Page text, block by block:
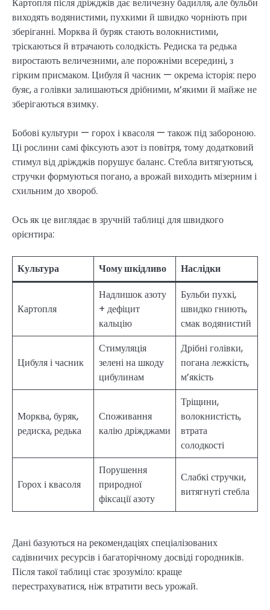
виходять водянистими, пухкими й швидко чорніють при
зберіганні. Морква й буряк стають волокнистими,
тріскаються й втрачають солодкість. Редиска та редька
виростають величезними, але порожніми всередині, з
гірким присмаком. Цибуля й часник — окрема історія: перо
буяє, а голівки залишаються дрібними, м’якими й майже не
зберігаються взимку.
Бобові культури — горох і квасоля — також під забороною.
Ці рослини самі фіксують азот із повітря, тому додатковий
стимул від дріжджів порушує баланс. Стебла витягуються,
стручки формуються погано, а врожай виходить мізерним і
схильним до хвороб.
Ось як це виглядає в зручній таблиці для швидкого
орієнтира:
Культура Чому шкідливо Наслідки
Картопля
Надлишок азоту
+ дефіцит
кальцію
Бульби пухкі,
швидко гниють,
смак водянистий
Цибуля і часник
Стимуляція
зелені на шкоду
цибулинам
Дрібні голівки,
погана лежкість,
м’якість
Морква, буряк,
редиска, редька
Споживання
калію дріжджами
Тріщини,
волокнистість,
втрата
солодкості
Горох і квасоля
Порушення
природної
фіксації азоту
Слабкі стручки,
витягнуті стебла
Дані базуються на рекомендаціях спеціалізованих
садівничих ресурсів і багаторічному досвіді городників.
Після такої таблиці стає зрозуміло: краще
перестрахуватися, ніж втратити весь урожай.